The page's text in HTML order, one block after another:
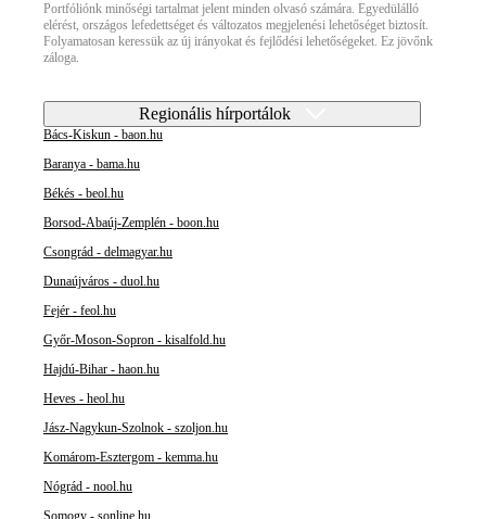
Portfóliónk minőségi tartalmat jelent minden olvasó számára. Egyedülálló
elérést, országos lefedettséget és változatos megjelenési lehetőséget biztosít.
Folyamatosan keressük az új irányokat és fejlődési lehetőségeket. Ez jövőnk
záloga.
Regionális hírportálok
Bács-Kiskun - baon.hu
Baranya - bama.hu
Békés - beol.hu
Borsod-Abaúj-Zemplén - boon.hu
Csongrád - delmagyar.hu
Dunaújváros - duol.hu
Fejér - feol.hu
Győr-Moson-Sopron - kisalfold.hu
Hajdú-Bihar - haon.hu
Heves - heol.hu
Jász-Nagykun-Szolnok - szoljon.hu
Komárom-Esztergom - kemma.hu
Nógrád - nool.hu